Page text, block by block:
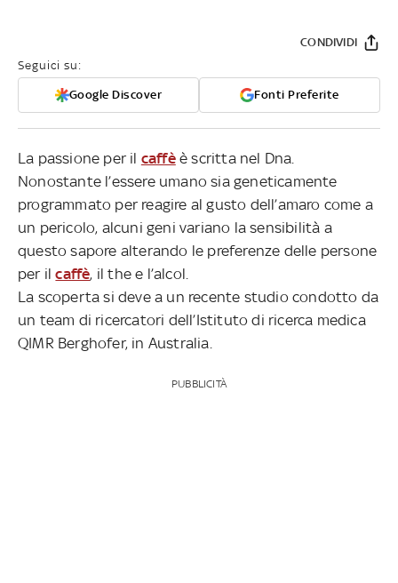
Seguici su:
Google Discover Fonti Preferite
CONDIVIDI
La passione per il caffèè scritta nel Dna.
Nonostante l’essere umano sia geneticamente
programmato per reagire al gusto dell’amaro come a
un pericolo, alcuni geni variano la sensibilità a
questo sapore alterando le preferenze delle persone
per ilcaffè, il the e l’alcol.
La scoperta si deve a un recente studio condotto da
un team di ricercatori dell’Istituto di ricerca medica
QIMR Berghofer, in Australia.
PUBBLICITÀ